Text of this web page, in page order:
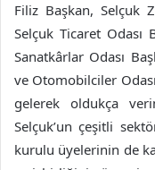
Filiz Başkan, Selçuk
Selçuk Ticaret Odası
Sanatkârlar Odası
ve Otomobilciler
gelerek oldukça
Selçuk’un çeşitli
kurulu üyelerinin de